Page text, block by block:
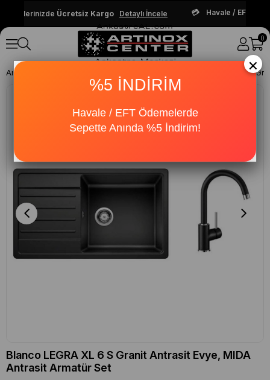
Ücretsiz Kargo Detaylı İncele Havale / EFT
0
Anasayfa
Blanco LEGRA XL 6 S Granit Antrasit Evye, MIDA
Antrasit Armatür Set
×
%5 İNDİRİM
Havale / EFT Ödemelerde
Sepette Anında %5 İndirim!